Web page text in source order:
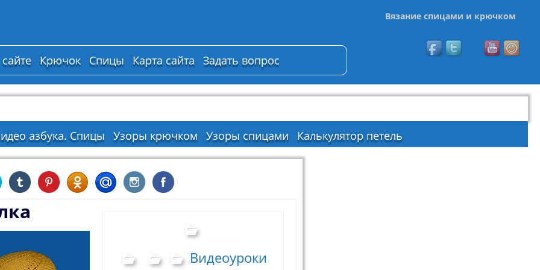
Вязание спицами и крючком
Крючок Спицы Карта сайта Задать вопрос
азбука. Спицы Узоры крючком Узоры спицами Калькулятор петель
Видеоуроки